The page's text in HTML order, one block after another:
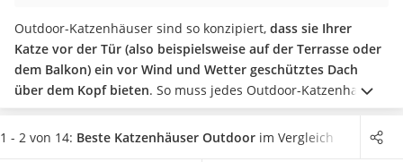
Reisehaartrockner
Eiweißpulver
Magnesiumpräparat
Katzenklappe
Nackenmassagegerät
Zeckenschutz Katze
Outdoor-Katzenhäuser sind so konzipiert, dass sie Ihrer
Katze vor der Tür (also beispielsweise auf der Terrasse oder
dem Balkon) ein vor Wind und Wetter geschütztes Dach
über dem Kopf bieten. So muss jedes Outdoor-Katzenhaus
einen geschützten Innenbereich haben, der über eine
Katzenklappe zugänglich ist. Ein überdachter Außenbereich,
1 - 2 von 14: Beste Katzenhäuser Outdoor im Vergleich